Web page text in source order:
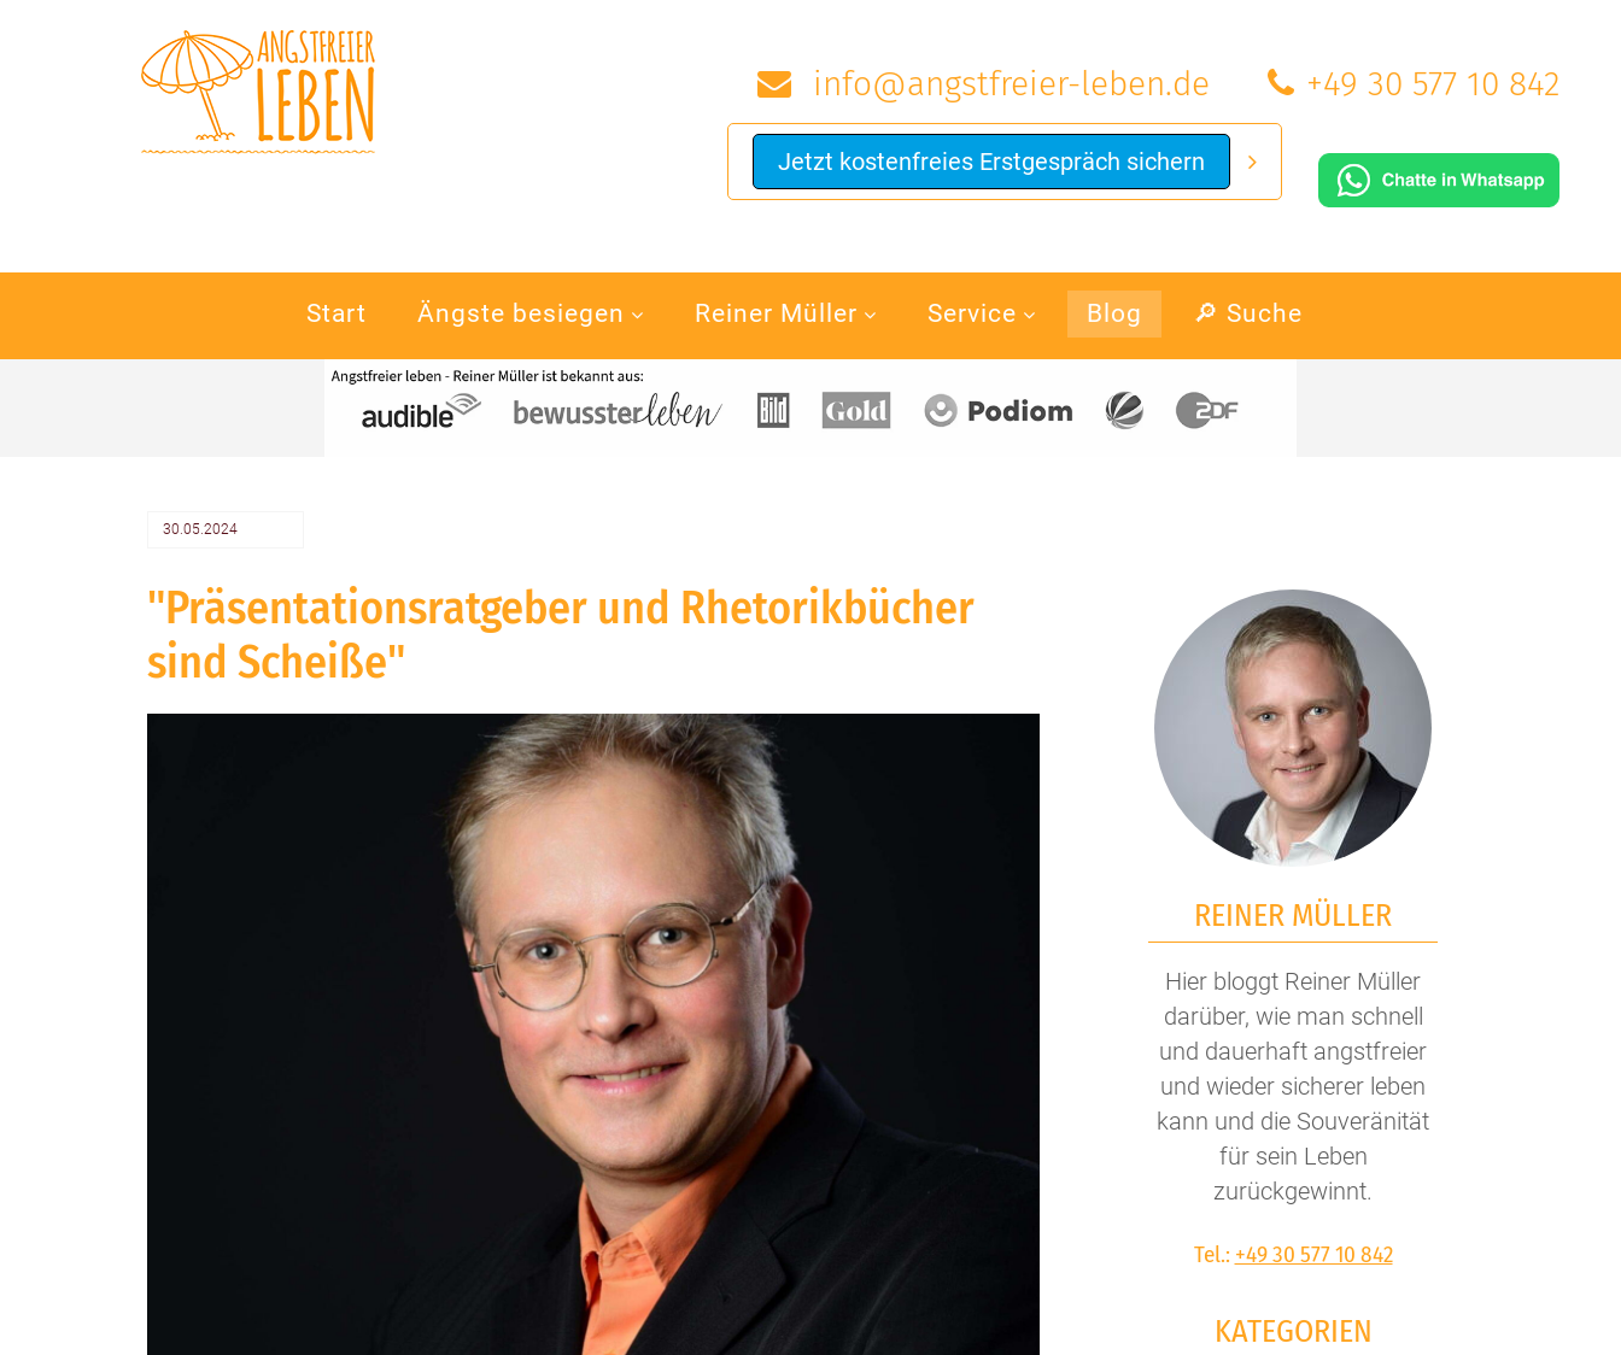
+49 30 577 10 842
info@angstfreier-leben.de
Jetzt kostenfreies Erstgespräch sichern
Navigation
Start Ängste besiegen Reiner Müller Service Blog 🔎 Suche
30.05.2024
"Präsentationsratgeber und Rhetorikbücher
sind Scheiße"
REINER MÜLLER
Hier bloggt Reiner Müller
darüber, wie man schnell
und dauerhaft angstfreier
und wieder sicherer leben
kann und die Souveränität
für sein Leben
zurückgewinnt.
Tel.: +49 30 577 10 842
KATEGORIEN